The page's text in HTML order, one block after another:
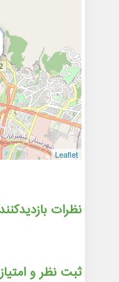
Leaflet
نظرات
ثبت نظر و